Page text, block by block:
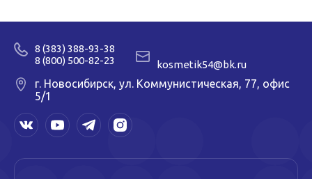
8 (383) 388-93-38
8 (800) 500-82-23
kosmetik54@bk.ru
г. Новосибирск, ул. Коммунистическая, 77, офис
5/1